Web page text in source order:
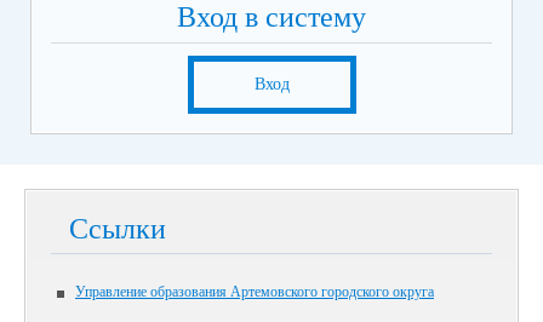
Вход в систему
Вход
Ссылки
Управление образования Артемовского городского округа